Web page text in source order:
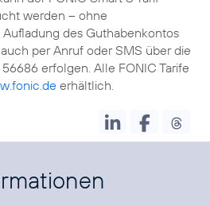
werden – ohne
des Guthabenkontos
per Anruf oder SMS über die
erfolgen. Alle FONIC Tarife
erhältlich.